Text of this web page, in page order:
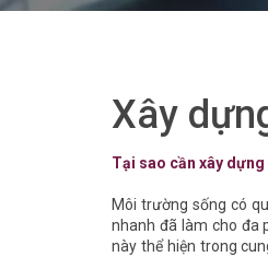
Xây
Tại sao cần xây
Môi trường sống có
nhanh đã làm cho đa
này thể hiện trong